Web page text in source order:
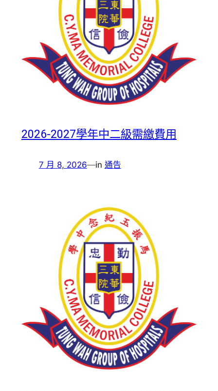
2026-2027學年中二級需繳費用
7 月 8, 2026—in 通告